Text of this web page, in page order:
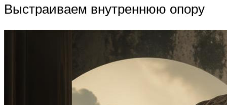
Выстраиваем внутреннюю опору